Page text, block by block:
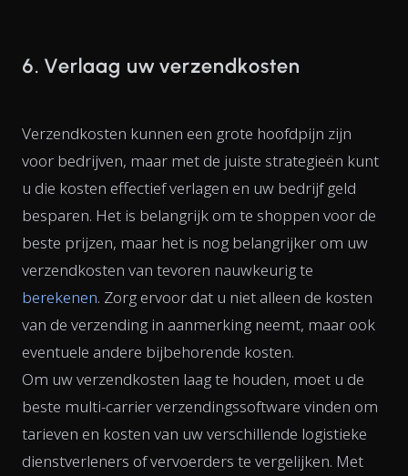
6. Verlaag uw verzendkosten
Verzendkosten kunnen een grote hoofdpijn zijn
voor bedrijven, maar met de juiste strategieën kunt
u die kosten effectief verlagen en uw bedrijf geld
besparen. Het is belangrijk om te shoppen voor de
beste prijzen, maar het is nog belangrijker om uw
verzendkosten van tevoren nauwkeurig te
berekenen. Zorg ervoor dat u niet alleen de kosten
van de verzending in aanmerking neemt, maar ook
eventuele andere bijbehorende kosten.
Om uw verzendkosten laag te houden, moet u de
beste multi-carrier verzendingssoftware vinden om
tarieven en kosten van uw verschillende logistieke
dienstverleners of vervoerders te vergelijken. Met